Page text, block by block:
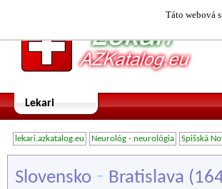
Táto webová
Lekari
lekari.azkatalog.eu Neurológ - neurológia Spišská
Slovensko - Bratislava